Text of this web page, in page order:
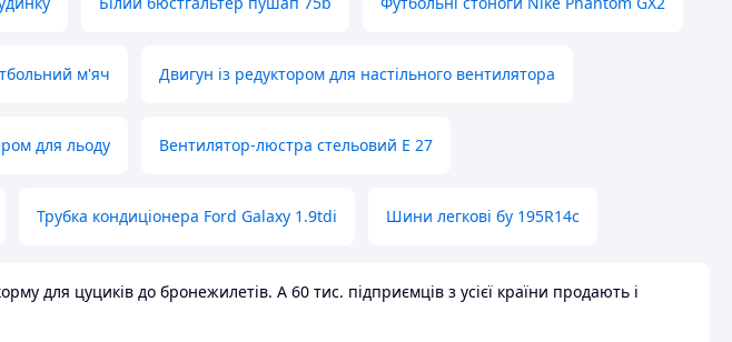
м'яч Двигун із редуктором для настільного вентилятора
для льоду Вентилятор-люстра стельовий E 27
Трубка кондиціонера Ford Galaxy 1.9tdi Шини легкові бу 195R14c
для цуциків до бронежилетів. А 60 тис. підприємців з усієї країни продають і